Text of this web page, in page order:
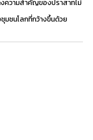
ความสำคัญของปราสาทไม่
มชนโลกที่กว้างขึ้นด้วย